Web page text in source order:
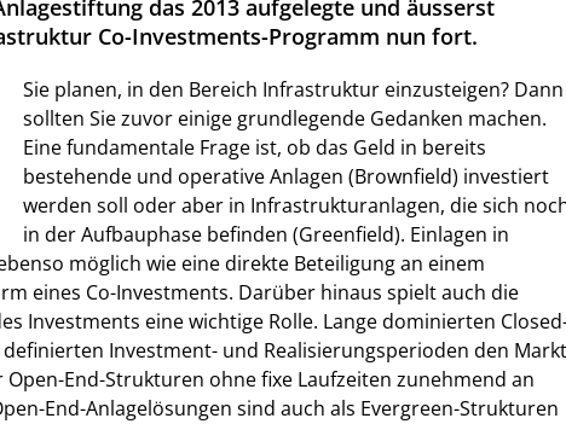
das 2013 aufgelegte und äusserst
Co-Investments-Programm nun fort.
Sie planen, in den Bereich Infrastruktur einzusteigen? Dann
sollten Sie zuvor einige grundlegende Gedanken machen.
Eine fundamentale Frage ist, ob das Geld in bereits
bestehende und operative Anlagen (Brownfield) investiert
werden soll oder aber in Infrastrukturanlagen, die sich
in der Aufbauphase befinden (Greenfield). Einlagen in
möglich wie eine direkte Beteiligung an einem
eines Co-Investments. Darüber hinaus spielt auch die
Investments eine wichtige Rolle. Lange dominierten
Investment- und Realisierungsperioden den
Open-End-Strukturen ohne fixe Laufzeiten zunehmend an
End-Anlagelösungen sind auch als Evergreen-Strukturen